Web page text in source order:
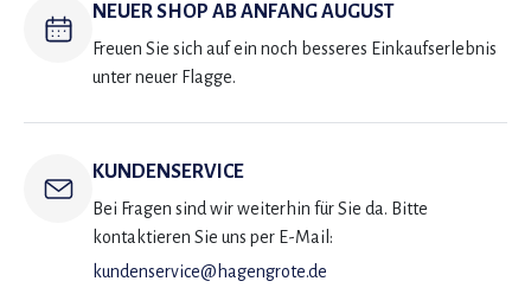
NEUER SHOP AB ANFANG AUGUST
Freuen Sie sich auf ein noch besseres Einkaufserlebnis
unter neuer Flagge.
KUNDENSERVICE
Bei Fragen sind wir weiterhin für Sie da. Bitte
kontaktieren Sie uns per E-Mail:
kundenservice@hagengrote.de